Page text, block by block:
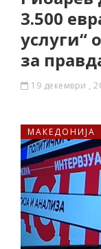
3.500
услуги“
за
19 декември ,
МАКЕДОНИЈА